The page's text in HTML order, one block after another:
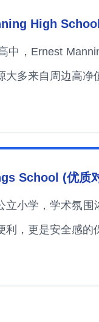
High
中，Ernest
大多来自周边高净
School (优质
立小学，学术氛
，更是安全感的